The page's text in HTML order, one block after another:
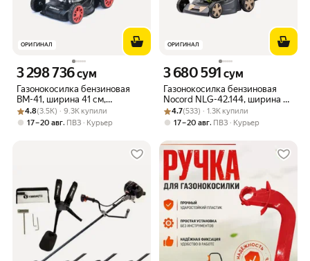
ОРИГИНАЛ
Газонокосилка бензиновая
BM-41, ширина 41 см,
травосборник 45 л
Цена 3298736 сум вместо
3 298 736сум
Рейтинг товара: 4.8 из 5
Оценок: (3.5K) · 9.3K купили
4.8(3.5K) · 9.3K купили
17 – 20 авг, ПВЗ Курьер
ОРИГИНАЛ
Газонокосилка бензиновая
Nocord NLG-42.144, ширина 42
см, 144 см3, несамоходная
Цена 3680591 сум вместо
3 680 591 сум
Рейтинг товара: 4.7 из 5
Оценок: (533) · 1.3K купили
4.7(533) · 1.3K купили
17 – 20 авг, ПВЗ Курьер